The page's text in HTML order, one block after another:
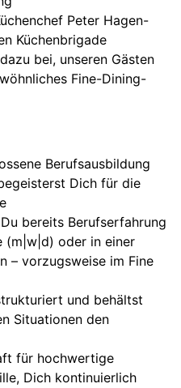
Peter Hagen-
Küchenbrigade
bei, unseren Gästen
Fine-Dining-
Berufsausbildung
Dich für die
bereits Berufserfahrung
(m|w|d) oder in einer
– vorzugsweise im Fine
und behältst
Situationen den
für hochwertige
Dich kontinuierlich